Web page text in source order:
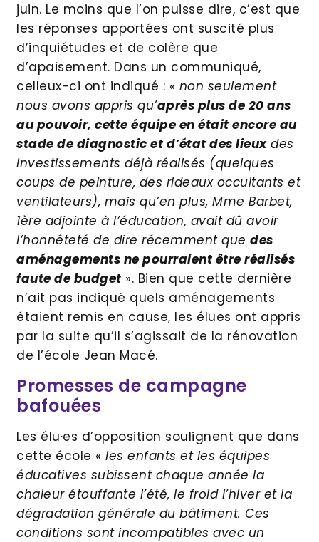
juin. Le moins que l’on puisse dire, c’est que
les réponses apportées ont suscité plus
d’inquiétudes et de colère que
d’apaisement. Dans un communiqué,
celleux-ci ont indiqué : « non seulement
nous avons appris qu’après plus de 20 ans
au pouvoir, cette équipe en était encore au
stade de diagnostic et d’état des lieuxdes
investissements déjà réalisés (quelques
coups de peinture, des rideaux occultants et
ventilateurs), mais qu’en plus, Mme Barbet,
1ère adjointe à l’éducation, avait dû avoir
l’honnêteté de dire récemment que des
aménagements ne pourraient être réalisés
faute de budget ». Bien que cette dernière
n’ait pas indiqué quels aménagements
étaient remis en cause, les élues ont appris
par la suite qu’il s’agissait de la rénovation
de l’école Jean Macé.
Promesses de campagne
bafouées
Les élu·es d’opposition soulignent que dans
cette école « les enfants et les équipes
éducatives subissent chaque année la
chaleur étouffante l’été, le froid l’hiver et la
dégradation générale du bâtiment. Ces
conditions sont incompatibles avec un